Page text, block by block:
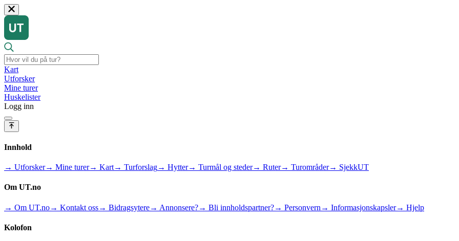
Kart
Utforsker
Mine turer
Huskelister
Logg inn
Innhold
→ Utforsker→ Mine turer→ Kart→ Turforslag→ Hytter→ Turmål og steder→ Ruter→ Turområder→ SjekkUT
Om UT.no
→ Om UT.no→ Kontakt oss→ Bidragsytere→ Annonsere?→ Bli innholdspartner?→ Personvern → Informasjonskapsler→ Hjelp
Kolofon